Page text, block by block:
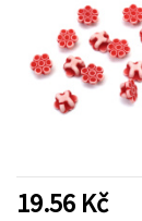
19.56 Kč